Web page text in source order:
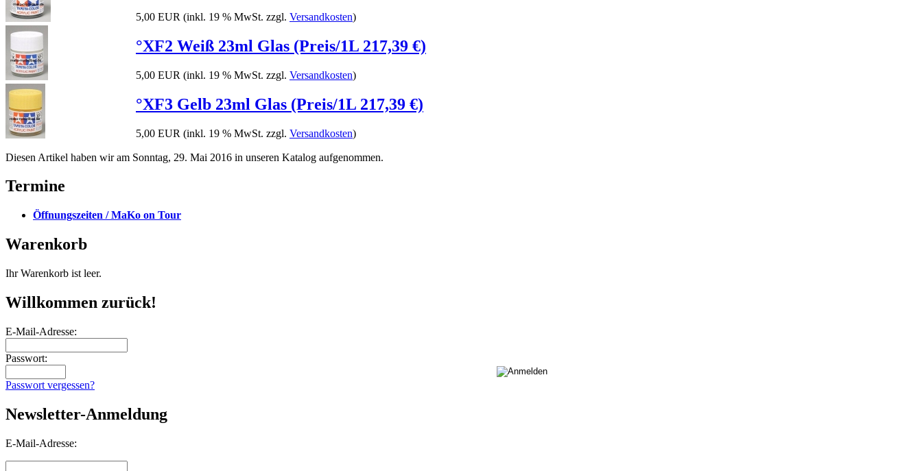
5,00 EUR (inkl. 19 % MwSt. zzgl. Versandkosten)
°XF2 Weiß 23ml Glas (Preis/1L 217,39 €)
5,00 EUR (inkl. 19 % MwSt. zzgl. Versandkosten)
°XF3 Gelb 23ml Glas (Preis/1L 217,39 €)
5,00 EUR (inkl. 19 % MwSt. zzgl. Versandkosten)
Diesen Artikel haben wir am Sonntag, 29. Mai 2016 in unseren Katalog aufgenommen.
Termine
Öffnungszeiten / MaKo on Tour
Warenkorb
Ihr Warenkorb ist leer.
Willkommen zurück!
E-Mail-Adresse:
Passwort:
Passwort vergessen?
Newsletter-Anmeldung
E-Mail-Adresse: